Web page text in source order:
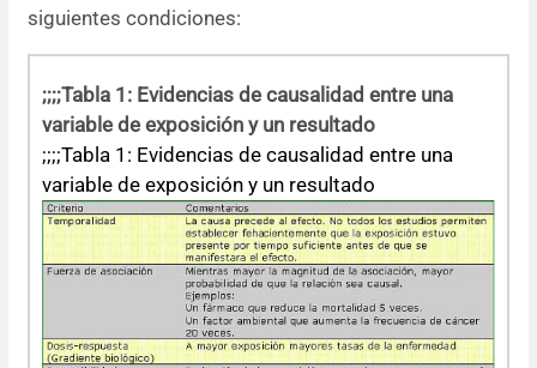
siguientes condiciones:
;;;;Tabla 1: Evidencias de causalidad entre una
variable de exposición y un resultado
;;;;Tabla 1: Evidencias de causalidad entre una
variable de exposición y un resultado